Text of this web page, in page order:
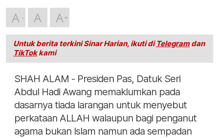
A A A
Untuk berita terkini Sinar Harian, ikuti di Telegramdan
TikTokkami
SHAH ALAM - Presiden Pas, Datuk Seri
Abdul Hadi Awang memaklumkan pada
dasarnya tiada larangan untuk menyebut
perkataan ALLAH walaupun bagi penganut
agama bukan Islam namun ada sempadan